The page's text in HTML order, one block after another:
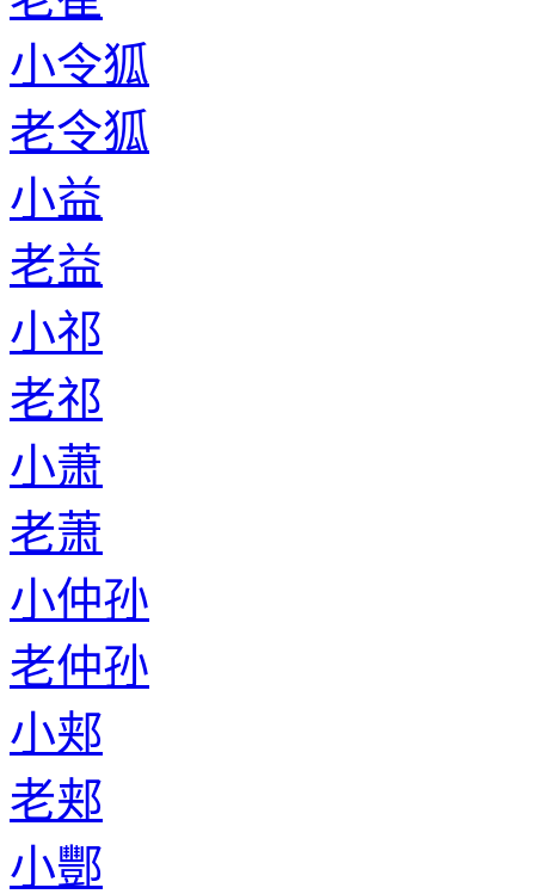
小令狐
老令狐
小益
老益
小祁
老祁
小萧
老萧
小仲孙
老仲孙
小郏
老郏
小酆